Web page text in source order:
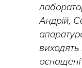
Андрій,
виходять